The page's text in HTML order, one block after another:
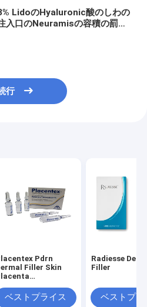
LidoのHyaluronic酸のしわの
入口のNeuramisの容積の罰金
行
Pdrn
Filler Skin
ベストプライス
Radiesse
Filler
ベストプラ